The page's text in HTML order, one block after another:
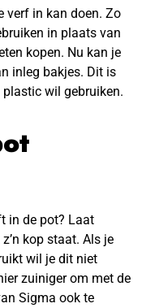
verf in kan doen. Zo
in plaats van
kopen. Nu kan je
inleg bakjes. Dit is
wil gebruiken.
in de pot? Laat
kop staat. Als je
wil je dit niet
zuiniger om met de
Sigma ook te